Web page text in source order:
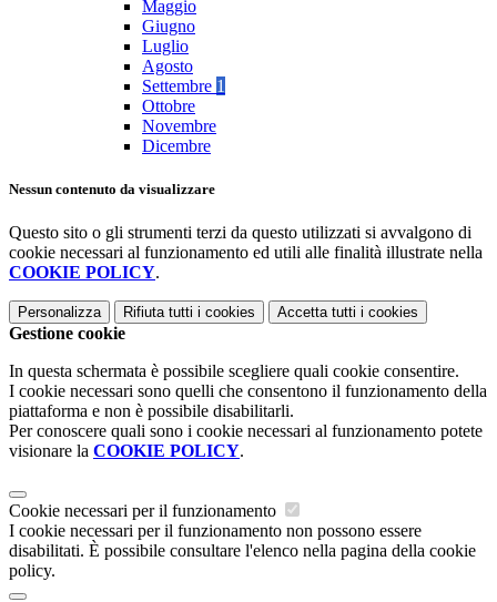
Maggio
Giugno
Luglio
Agosto
Settembre 1
Ottobre
Novembre
Dicembre
Nessun contenuto da visualizzare
Questo sito o gli strumenti terzi da questo utilizzati si avvalgono di
cookie necessari al funzionamento ed utili alle finalità illustrate nella
COOKIE POLICY.
Personalizza Rifiuta tutti i cookies Accetta tutti i cookies
Gestione cookie
In questa schermata è possibile scegliere quali cookie consentire.
I cookie necessari sono quelli che consentono il funzionamento della
piattaforma e non è possibile disabilitarli.
Per conoscere quali sono i cookie necessari al funzionamento potete
visionare la COOKIE POLICY.
Cookie necessari per il funzionamento
I cookie necessari per il funzionamento non possono essere
disabilitati. È possibile consultare l'elenco nella pagina della cookie
policy.